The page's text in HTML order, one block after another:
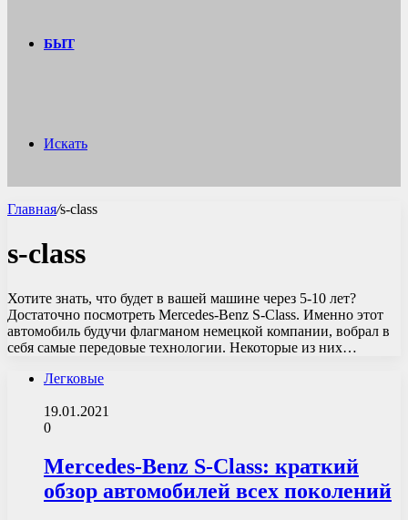
БЫТ
Искать
Главная/s-class
s-class
Хотите знать, что будет в вашей машине через 5-10 лет?
Достаточно посмотреть Mercedes-Benz S-Class. Именно этот
автомобиль будучи флагманом немецкой компании, вобрал в
себя самые передовые технологии. Некоторые из них…
Легковые
19.01.2021
0
Mercedes-Benz S-Class: краткий
обзор автомобилей всех поколений